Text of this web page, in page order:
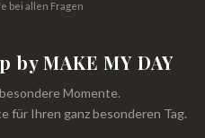
bei allen Fragen
MAKE MY DAY
Momente.
für Ihren ganz besonderen Tag.